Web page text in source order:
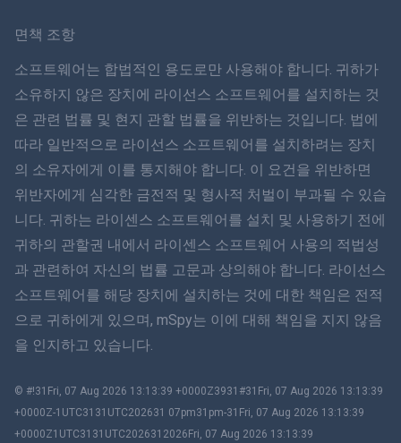
ภาษาไทย
简体中文
Dansk
हिंदी
עברית
로마나
한국어
면책 조항
소프트웨어는 합법적인 용도로만 사용해야 합니다. 귀하가
소유하지 않은 장치에 라이선스 소프트웨어를 설치하는 것
은 관련 법률 및 현지 관할 법률을 위반하는 것입니다. 법에
따라 일반적으로 라이선스 소프트웨어를 설치하려는 장치
의 소유자에게 이를 통지해야 합니다. 이 요건을 위반하면
위반자에게 심각한 금전적 및 형사적 처벌이 부과될 수 있습
니다. 귀하는 라이센스 소프트웨어를 설치 및 사용하기 전에
귀하의 관할권 내에서 라이센스 소프트웨어 사용의 적법성
과 관련하여 자신의 법률 고문과 상의해야 합니다. 라이선스
소프트웨어를 해당 장치에 설치하는 것에 대한 책임은 전적
으로 귀하에게 있으며, mSpy는 이에 대해 책임을 지지 않음
을 인지하고 있습니다.
© #!31Fri, 07 Aug 2026 13:13:39 +0000Z3931#31Fri, 07 Aug 2026 13:13:39
+0000Z-1UTC3131UTC202631 07pm31pm-31Fri, 07 Aug 2026 13:13:39
+0000Z1UTC3131UTC2026312026Fri, 07 Aug 2026 13:13:39